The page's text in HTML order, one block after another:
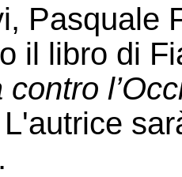
Pasquale
il libro di